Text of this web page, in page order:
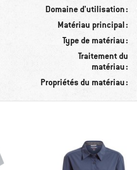
Domaine d'utilisation :
Matériau principal :
Type de matériau :
Traitement du
matériau :
Propriétés du matériau :